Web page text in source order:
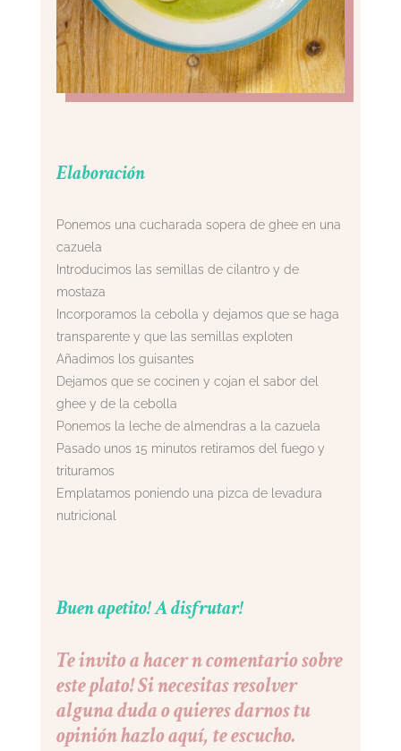
Elaboración
Ponemos una cucharada sopera de ghee en una
cazuela
Introducimos las semillas de cilantro y de
mostaza
Incorporamos la cebolla y dejamos que se haga
transparente y que las semillas exploten
Añadimos los guisantes
Dejamos que se cocinen y cojan el sabor del
ghee y de la cebolla
Ponemos la leche de almendras a la cazuela
Pasado unos 15 minutos retiramos del fuego y
trituramos
Emplatamos poniendo una pizca de levadura
nutricional
Buen apetito! A disfrutar!
Te invito a hacer n comentario sobre
este plato! Si necesitas resolver
alguna duda o quieres darnos tu
opinión hazlo aquí, te escucho.